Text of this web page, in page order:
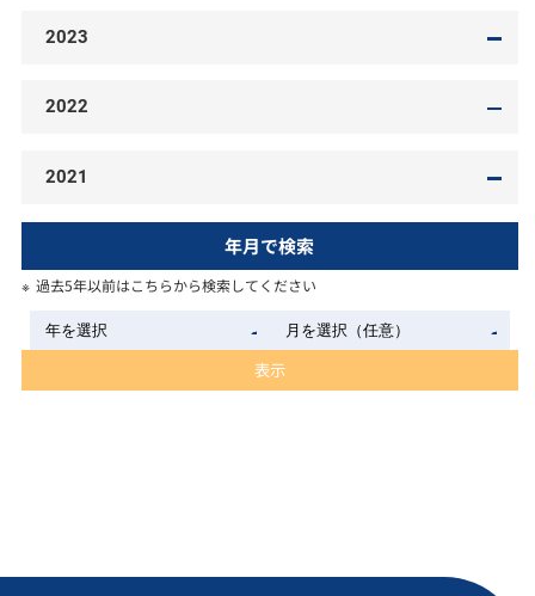
2023
2022
2021
年月で検索
過去5年以前はこちらから検索してください
表示